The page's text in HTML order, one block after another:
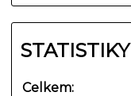
STATISTIKY
Celkem: